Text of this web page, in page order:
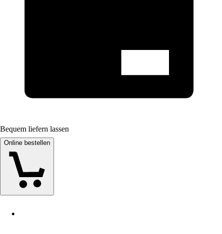
Bequem liefern lassen
Online bestellen